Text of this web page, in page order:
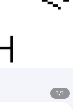
1/1